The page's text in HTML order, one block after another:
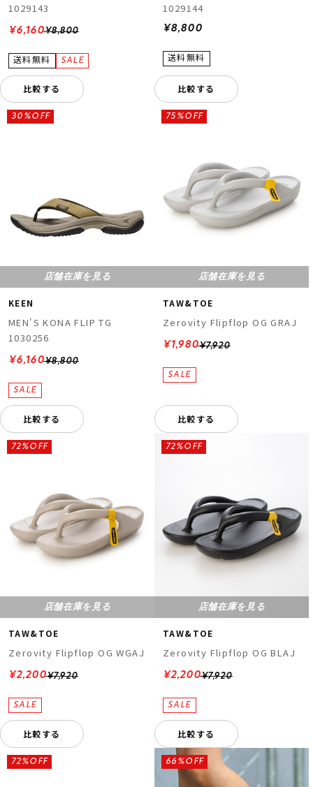
1029143
¥8,800
¥6,160
比較する
1029144
¥8,800
比較する
店舗在庫を見る
KEEN
MEN'S KONA FLIP TG
1030256
¥8,800
30%OFF
¥6,160
比較する
店舗在庫を見る
TAW&TOE
Zerovity Flipflop OG GRAJ
¥7,920
75%OFF
¥1,980
比較する
店舗在庫を見る
TAW&TOE
Zerovity Flipflop OG WGAJ
¥7,920
72%OFF
¥2,200
比較する
店舗在庫を見る
TAW&TOE
Zerovity Flipflop OG BLAJ
¥7,920
72%OFF
¥2,200
比較する
72%OFF 66%OFF